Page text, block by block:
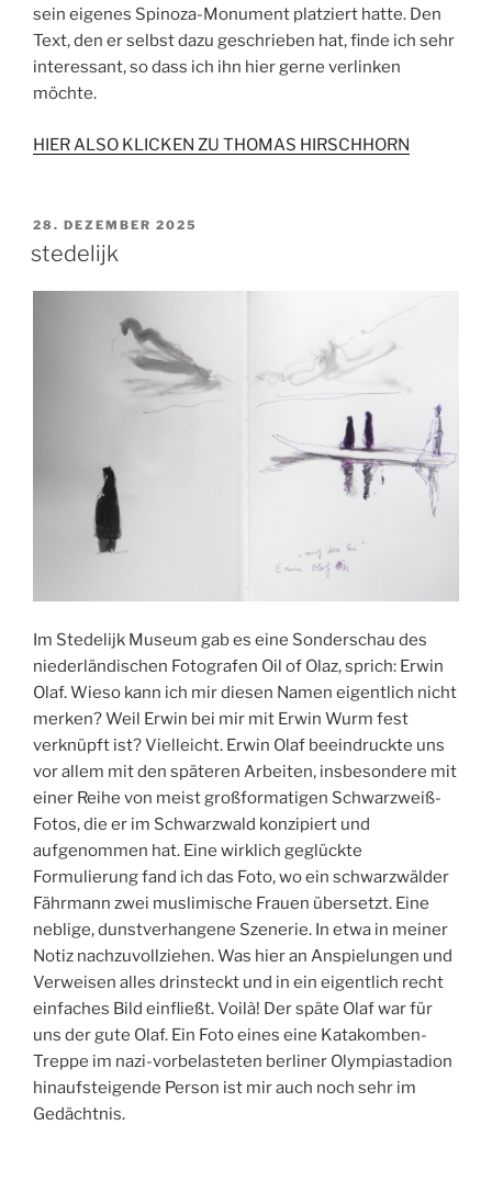
sein eigenes Spinoza-Monument platziert hatte. Den
Text, den er selbst dazu geschrieben hat, finde ich sehr
interessant, so dass ich ihn hier gerne verlinken
möchte.
HIER ALSO KLICKEN ZU THOMAS HIRSCHHORN
VERÖFFENTLICHT
AM
28. DEZEMBER 2025
stedelijk
Im Stedelijk Museum gab es eine Sonderschau des
niederländischen Fotografen Oil of Olaz, sprich: Erwin
Olaf. Wieso kann ich mir diesen Namen eigentlich nicht
merken? Weil Erwin bei mir mit Erwin Wurm fest
verknüpft ist? Vielleicht. Erwin Olaf beeindruckte uns
vor allem mit den späteren Arbeiten, insbesondere mit
einer Reihe von meist großformatigen Schwarzweiß-
Fotos, die er im Schwarzwald konzipiert und
aufgenommen hat. Eine wirklich geglückte
Formulierung fand ich das Foto, wo ein schwarzwälder
Fährmann zwei muslimische Frauen übersetzt. Eine
neblige, dunstverhangene Szenerie. In etwa in meiner
Notiz nachzuvollziehen. Was hier an Anspielungen und
Verweisen alles drinsteckt und in ein eigentlich recht
einfaches Bild einfließt. Voilà! Der späte Olaf war für
uns der gute Olaf. Ein Foto eines eine Katakomben-
Treppe im nazi-vorbelasteten berliner Olympiastadion
hinaufsteigende Person ist mir auch noch sehr im
Gedächtnis.